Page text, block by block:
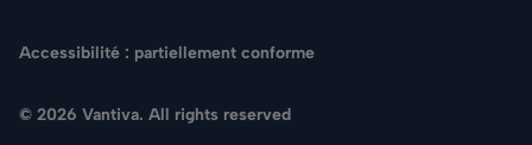
© 2026 Vantiva. All rights reserved
Accessibilité : partiellement conforme